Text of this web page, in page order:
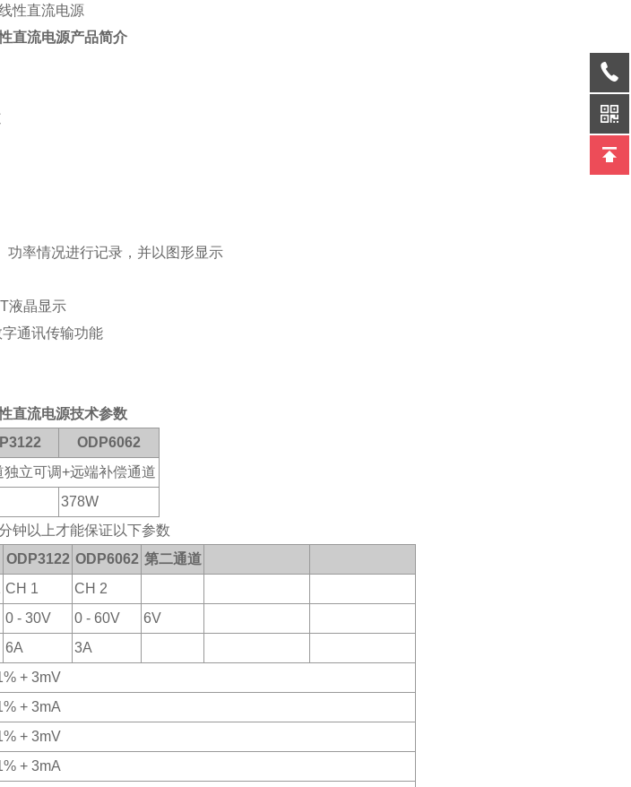
直流电源产品简介
功率情况进行记录，并以图形显示
液晶显示
字通讯传输功能
直流电源技术参数
ODP6062
独立可调+远端补偿通道
378W
钟以上才能保证以下参数
ODP3122 ODP6062 第二通道
CH 1
CH 2
0 - 30V 0 - 60V
6V
6A 3A
+ 3mV
+ 3mA
+ 3mV
+ 3mA